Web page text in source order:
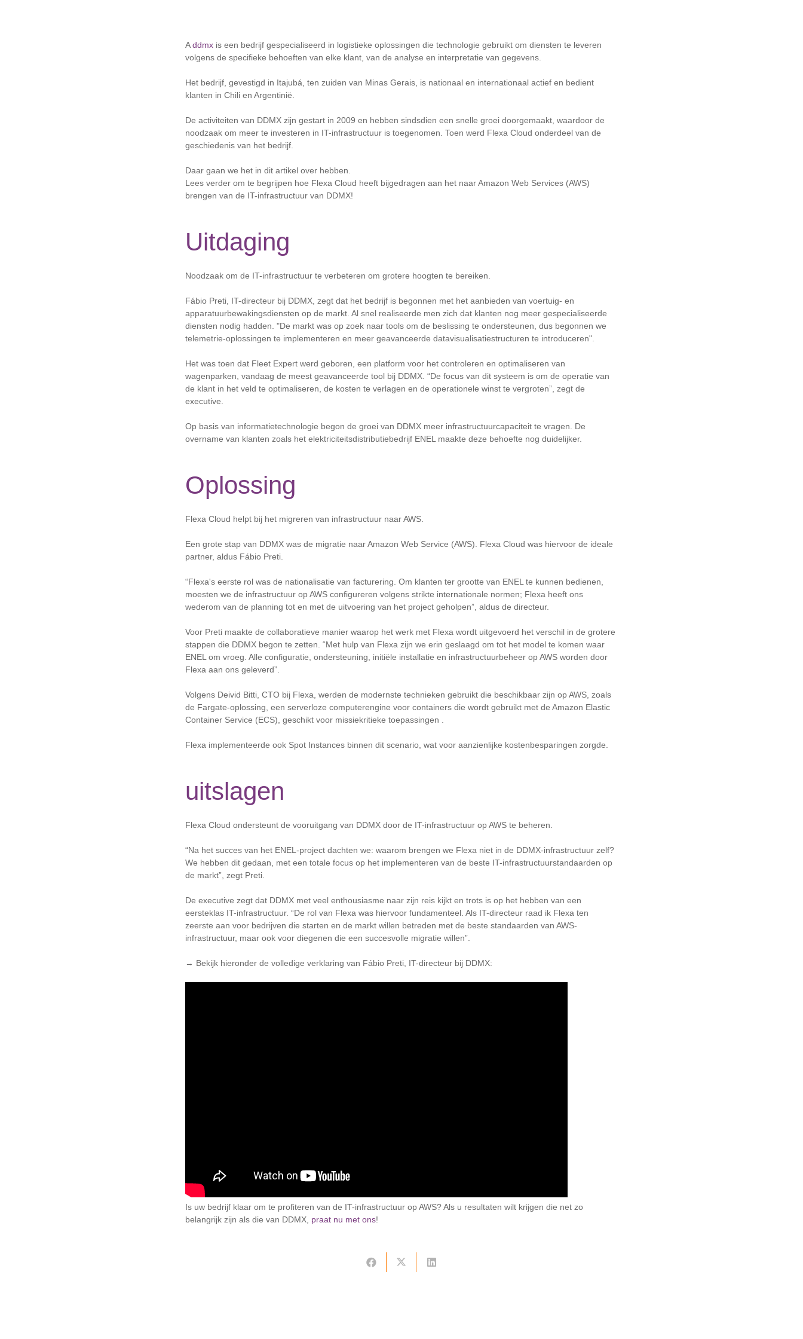
Addmx is een bedrijf gespecialiseerd in logistieke oplossingen die technologie gebruikt om diensten te leveren
volgens de specifieke behoeften van elke klant, van de analyse en interpretatie van gegevens.
Het bedrijf, gevestigd in Itajubá, ten zuiden van Minas Gerais, is nationaal en internationaal actief en bedient
klanten in Chili en Argentinië.
De activiteiten van DDMX zijn gestart in 2009 en hebben sindsdien een snelle groei doorgemaakt, waardoor de
noodzaak om meer te investeren in IT-infrastructuur is toegenomen. Toen werd Flexa Cloud onderdeel van de
geschiedenis van het bedrijf.
Daar gaan we het in dit artikel over hebben.
Lees verder om te begrijpen hoe Flexa Cloud heeft bijgedragen aan het naar Amazon Web Services (AWS)
brengen van de IT-infrastructuur van DDMX!
Uitdaging
Noodzaak om de IT-infrastructuur te verbeteren om grotere hoogten te bereiken.
Fábio Preti, IT-directeur bij DDMX, zegt dat het bedrijf is begonnen met het aanbieden van voertuig- en
apparatuurbewakingsdiensten op de markt. Al snel realiseerde men zich dat klanten nog meer gespecialiseerde
diensten nodig hadden. "De markt was op zoek naar tools om de beslissing te ondersteunen, dus begonnen we
telemetrie-oplossingen te implementeren en meer geavanceerde datavisualisatiestructuren te introduceren".
Het was toen dat Fleet Expert werd geboren, een platform voor het controleren en optimaliseren van
wagenparken, vandaag de meest geavanceerde tool bij DDMX. “De focus van dit systeem is om de operatie van
de klant in het veld te optimaliseren, de kosten te verlagen en de operationele winst te vergroten”, zegt de
executive.
Op basis van informatietechnologie begon de groei van DDMX meer infrastructuurcapaciteit te vragen. De
overname van klanten zoals het elektriciteitsdistributiebedrijf ENEL maakte deze behoefte nog duidelijker.
Oplossing
Flexa Cloud helpt bij het migreren van infrastructuur naar AWS.
Een grote stap van DDMX was de migratie naar Amazon Web Service (AWS). Flexa Cloud was hiervoor de ideale
partner, aldus Fábio Preti.
“Flexa's eerste rol was de nationalisatie van facturering. Om klanten ter grootte van ENEL te kunnen bedienen,
moesten we de infrastructuur op AWS configureren volgens strikte internationale normen; Flexa heeft ons
wederom van de planning tot en met de uitvoering van het project geholpen”, aldus de directeur.
Voor Preti maakte de collaboratieve manier waarop het werk met Flexa wordt uitgevoerd het verschil in de grotere
stappen die DDMX begon te zetten. “Met hulp van Flexa zijn we erin geslaagd om tot het model te komen waar
ENEL om vroeg. Alle configuratie, ondersteuning, initiële installatie en infrastructuurbeheer op AWS worden door
Flexa aan ons geleverd”.
Volgens Deivid Bitti, CTO bij Flexa, werden de modernste technieken gebruikt die beschikbaar zijn op AWS, zoals
de Fargate-oplossing, een serverloze computerengine voor containers die wordt gebruikt met de Amazon Elastic
Container Service (ECS), geschikt voor missiekritieke toepassingen .
Flexa implementeerde ook Spot Instances binnen dit scenario, wat voor aanzienlijke kostenbesparingen zorgde.
uitslagen
Flexa Cloud ondersteunt de vooruitgang van DDMX door de IT-infrastructuur op AWS te beheren.
“Na het succes van het ENEL-project dachten we: waarom brengen we Flexa niet in de DDMX-infrastructuur zelf?
We hebben dit gedaan, met een totale focus op het implementeren van de beste IT-infrastructuurstandaarden op
de markt”, zegt Preti.
De executive zegt dat DDMX met veel enthousiasme naar zijn reis kijkt en trots is op het hebben van een
eersteklas IT-infrastructuur. “De rol van Flexa was hiervoor fundamenteel. Als IT-directeur raad ik Flexa ten
zeerste aan voor bedrijven die starten en de markt willen betreden met de beste standaarden van AWS-
infrastructuur, maar ook voor diegenen die een succesvolle migratie willen”.
→ Bekijk hieronder de volledige verklaring van Fábio Preti, IT-directeur bij DDMX:
Is uw bedrijf klaar om te profiteren van de IT-infrastructuur op AWS? Als u resultaten wilt krijgen die net zo
belangrijk zijn als die van DDMX, praat nu met ons!